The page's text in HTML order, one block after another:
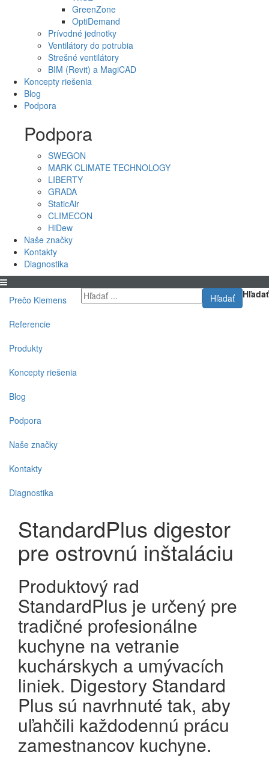
GreenZone
OptiDemand
Prívodné jednotky
Ventilátory do potrubia
Strešné ventilátory
BIM (Revit) a MagiCAD
Koncepty riešenia
Blog
Podpora
Podpora
SWEGON
MARK CLIMATE TECHNOLOGY
LIBERTY
GRADA
StaticAir
CLIMECON
HiDew
Naše značky
Kontakty
Diagnostika
Hľadať
Hľadať
Prečo Klemens
Referencie
Produkty
Koncepty riešenia
Blog
Podpora
Naše značky
Kontakty
Diagnostika
StandardPlus digestor
pre ostrovnú inštaláciu
Produktový rad
StandardPlus je určený pre
tradičné profesionálne
kuchyne na vetranie
kuchárskych a umývacích
liniek. Digestory Standard
Plus sú navrhnuté tak, aby
uľahčili každodennú prácu
zamestnancov kuchyne.